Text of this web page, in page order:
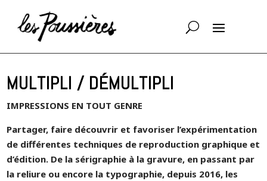
MULTIPLI / DÉMULTIPLI
IMPRESSIONS EN TOUT GENRE
Partager, faire découvrir et favoriser l’expérimentation
de différentes techniques de reproduction graphique et
d’édition. De la sérigraphie à la gravure, en passant par
la reliure ou encore la typographie, depuis 2016, les